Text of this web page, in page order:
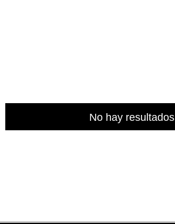
no hay resultados